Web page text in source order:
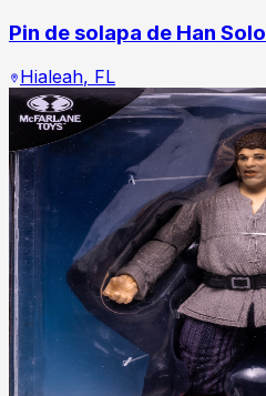
Pin de solapa de Han Solo
Hialeah, FL